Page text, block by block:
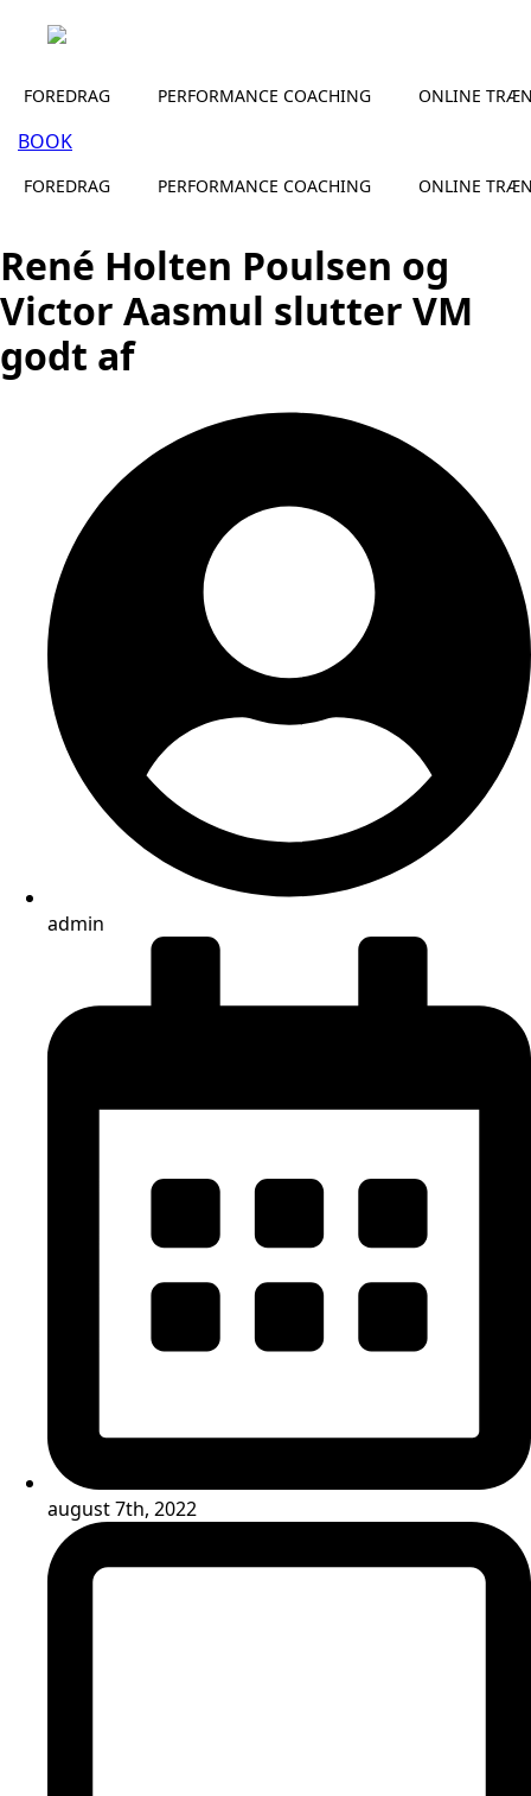
FOREDRAG PERFORMANCE COACHING ONLINE
BOOK
FOREDRAG PERFORMANCE COACHING ONLINE
René Holten Poulsen og
Victor Aasmul slutter VM
godt af
admin
august 7th, 2022